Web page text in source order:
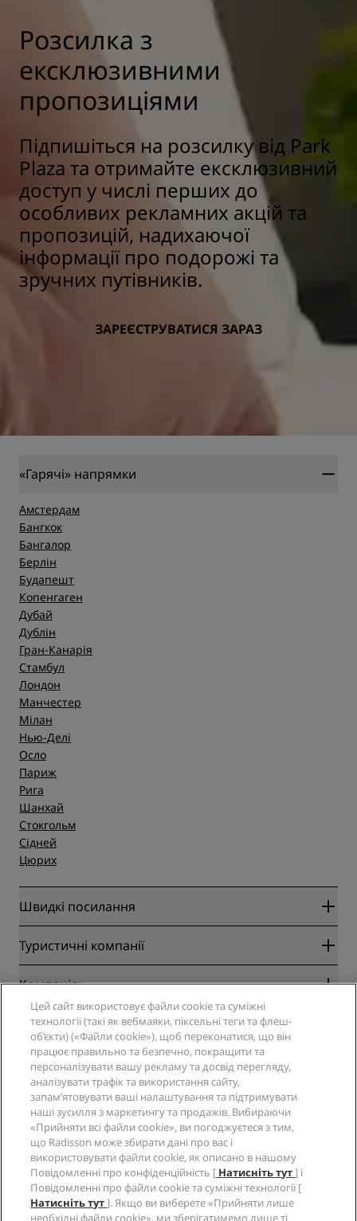
Розсилка з
ексклюзивними
пропозиціями
Підпишіться на розсилку від Park
Plaza та отримайте ексклюзивний
доступ у числі перших до
особливих рекламних акцій та
пропозицій, надихаючої
інформації про подорожі та
зручних путівників.
ЗАРЕЄСТРУВАТИСЯ ЗАРАЗ
«Гарячі» напрямки
Амстердам
Бангкок
Бангалор
Берлін
Будапешт
Копенгаген
Дубай
Дублін
Гран-Канарія
Стамбул
Лондон
Манчестер
Мілан
Нью-Делі
Осло
Париж
Рига
Шанхай
Стокгольм
Сідней
Цюрих
Швидкі посилання
Radisson Rewards
Blog
Нові та майбутні готелі
Додаток Radisson Hotels
Готелі зі статусом Sports Approved
Сімейний готель
Здоров’я та безпека
Туристичні компанії
Партнери
Туроператор
Компанія
Radisson Hotel Group
Соціальні мережі
Вакансії в RHG
Вакансії в PPHE
Вакансії в EHL
The Club by RHG
Розвиток бізнесу
Соціально відповідальний бізнес
Закупівлі
Юридичні дані
Центр конфіденційності
Юридичне повідомлення
Умови та положення програми Radisson Rewards
Угода про використання сайту
Цифрова доступність
Декларація щодо сучасного рабства
Довідка
Попередження для споживачів
Зв’язатися
Запитання та відповіді
Карта сайту
Соціальні мережі
Бренди готелів Radisson
Цей сайт використовує файли cookie та суміжні
технології (такі як вебмаяки, піксельні теги та флеш-
об’єкти) («Файли cookie»), щоб переконатися, що він
працює правильно та безпечно, покращити та
персоналізувати вашу рекламу та досвід перегляду,
аналізувати трафік та використання сайту,
запам’ятовувати ваші налаштування та підтримувати
наші зусилля з маркетингу та продажів. Вибираючи
«Прийняти всі файли cookie», ви погоджуєтеся з тим,
що Radisson може збирати дані про вас і
використовувати файли cookie, як описано в нашому
Повідомленні про конфіденційність [ Натисніть тут] і
Повідомленні про файли cookie та суміжні технології [
Натисніть тут]. Якщо ви виберете «Прийняти лише
необхідні файли cookie», ми зберігатимемо лише ті